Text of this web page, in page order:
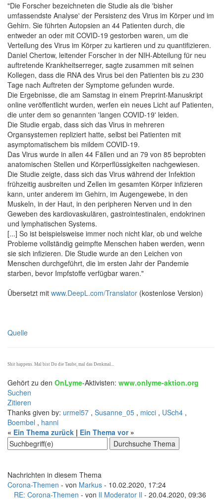
"Die Forscher bezeichneten die Studie als die 'bisher
umfassendste Analyse' der Persistenz des Virus im Körper und im
Gehirn. Sie führten Autopsien an 44 Patienten durch, die
entweder an oder mit COVID-19 gestorben waren, um die
Verteilung des Virus im Körper zu kartieren und zu quantifizieren.
Daniel Chertow, leitender Forscher in der NIH-Abteilung für neu
auftretende Krankheitserreger, sagte zusammen mit seinen
Kollegen, dass die RNA des Virus bei den Patienten bis zu 230
Tage nach Auftreten der Symptome gefunden wurde.
Die Ergebnisse, die am Samstag in einem Preprint-Manuskript
online veröffentlicht wurden, werfen ein neues Licht auf Patienten,
die unter dem so genannten 'langen COVID-19' leiden.
Die Studie ergab, dass sich das Virus in mehreren
Organsystemen repliziert hatte, selbst bei Patienten mit
asymptomatischem bis mildem COVID-19.
Das Virus wurde in allen 44 Fällen und an 79 von 85 beprobten
anatomischen Stellen und Körperflüssigkeiten nachgewiesen.
Die Studie zeigte, dass sich das Virus während der Infektion
frühzeitig ausbreiten und Zellen im gesamten Körper infizieren
kann, unter anderem im Gehirn, im Augengewebe, in den
Muskeln, in der Haut, in den peripheren Nerven und in den
Geweben des kardiovaskulären, gastrointestinalen, endokrinen
und lymphatischen Systems.
[...] So ist beispielsweise immer noch nicht klar, ob und welche
Probleme vollständig geimpfte Menschen haben werden, wenn
sie sich infizieren. Die Studie wurde an den Leichen von
Menschen durchgeführt, die im ersten Jahr der Pandemie
starben, bevor Impfstoffe verfügbar waren."
Übersetzt mit www.DeepL.com/Translator (kostenlose Version)
Quelle
Shit happens. Mal bist Du die Taube, mal das Denkmal...
Gehört zu den OnLyme-Aktivisten: www.onlyme-aktion.org
Suchen
Zitieren
Thanks given by: urmel57 , Susanne_05 , micci , USch4 ,
Boembel , hanni
« Ein Thema zurück | Ein Thema vor»
Nachrichten in diesem Thema
Corona-Themen - von Markus - 10.02.2020, 17:24
RE: Corona-Themen - von lI Moderator Il - 20.04.2020, 09:36